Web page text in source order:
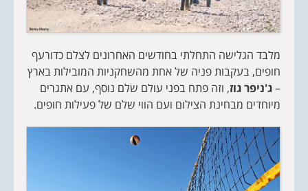
מלבד הגלישה התחלתי בחודשים האחרונים לצלם כדורעף
חופים, בעקבות פניה של אחת מהשחקניות המובילות בארץ
–ג'ניפר גוז, וזה פתח בפני עולם שלם נוסף, עם אתגרים
מיוחדים מבחינת הצילום ועם הווי שלם של פעילות חופים.